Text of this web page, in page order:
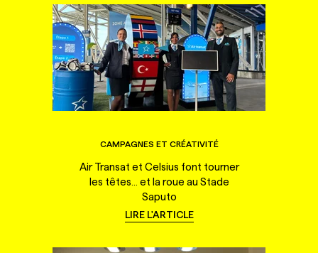
CAMPAGNES ET CRÉATIVITÉ
Air Transat et Celsius font tourner
les têtes... et la roue au Stade
Saputo
LIRE L'ARTICLE